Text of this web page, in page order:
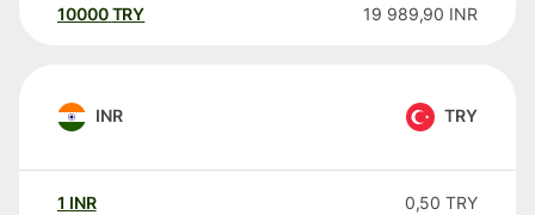
10000 TRY 19 989,90 INR
INR TRY
1 INR 0,50 TRY